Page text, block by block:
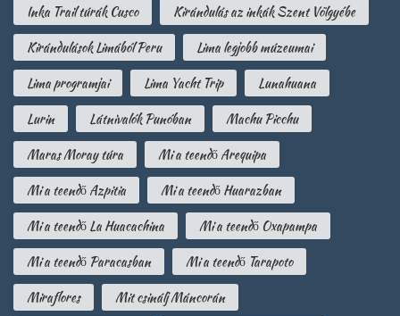
Inka Trail túrák Cusco
Kirándulás az inkák Szent Völgyébe
Kirándulások Limából Peru
Lima legjobb múzeumai
Lima programjai
Lima Yacht Trip
Lunahuana
Lurin
Látnivalók Punóban
Machu Picchu
Maras Moray túra
Mi a teendő Arequipa
Mi a teendő Azpitia
Mi a teendő Huarazban
Mi a teendő La Huacachina
Mi a teendő Oxapampa
Mi a teendő Paracasban
Mi a teendő Tarapoto
Miraflores
Mit csinálj Máncorán